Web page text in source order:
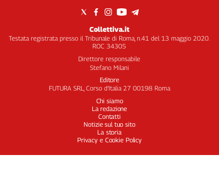
Collettiva.it
Testata registrata presso il Tribunale di Roma, n.41 del 13 maggio 2020.
ROC 34305
Direttore responsabile
Stefano Milani
Editore
FUTURA SRL, Corso d’Italia 27 00198 Roma
Chi siamo
La redazione
Contatti
Notizie sul tuo sito
La storia
Privacy e Cookie Policy